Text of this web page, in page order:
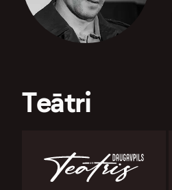
Teātri